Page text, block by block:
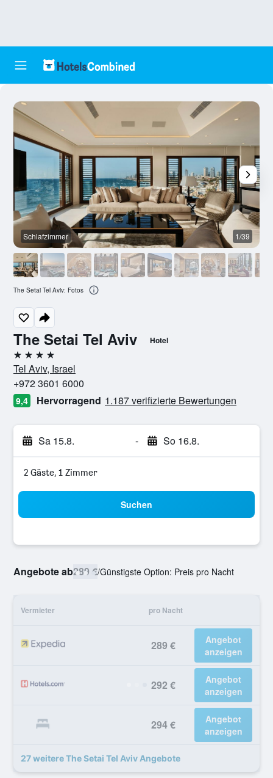
The Setai Tel Aviv Hotel
4 Sterne
Tel Aviv, Israel
+972 3601 6000
9,4 Hervorragend 1.187 verifizierte Bewertungen
Sa 15.8. - So 16.8.
2 Gäste, 1 Zimmer
Suchen
Angebote ab289 €/Günstigste Option: Preis pro Nacht
Vermieter pro Nacht
289 €
Angebot
anzeigen
292 €
Angebot
anzeigen
294 €
Angebot
anzeigen
27 weitere The Setai Tel Aviv Angebote
Schlafzimmer 1/39
The Setai Tel Aviv: Fotos